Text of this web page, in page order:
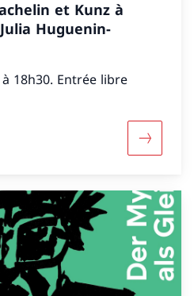
et Kunz à
Huguenin-
18h30. Entrée libre
Mehr